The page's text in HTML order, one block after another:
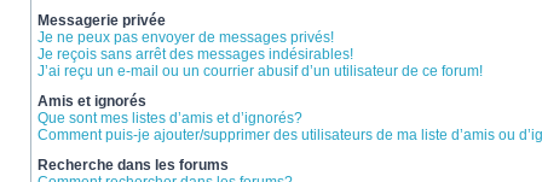
Messagerie privée
Je ne peux pas envoyer de messages privés!
Je reçois sans arrêt des messages indésirables!
J’ai reçu un e-mail ou un courrier abusif d’un utilisateur de ce forum!
Amis et ignorés
Que sont mes listes d’amis et d’ignorés?
Comment puis-je ajouter/supprimer des utilisateurs de ma liste d’amis ou
Recherche dans les forums